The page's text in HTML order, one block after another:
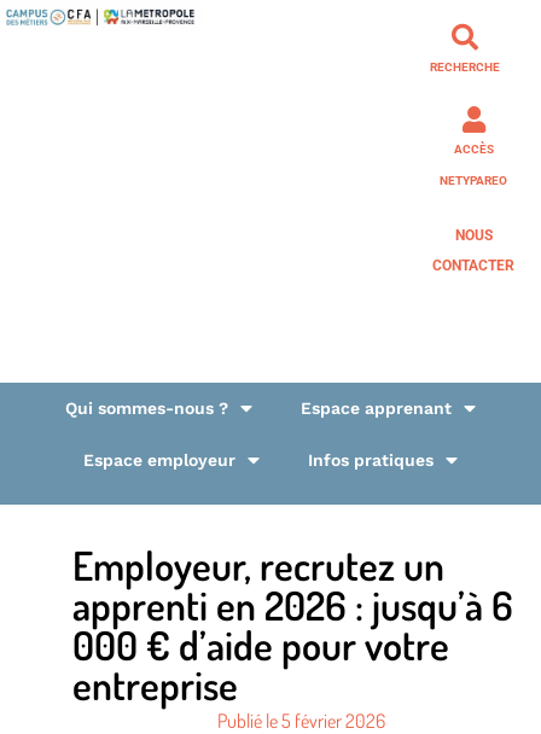
RECHERCHE
ACCÈS
NETYPAREO
NOUS
CONTACTER
Qui sommes-nous ? Espace apprenant
Espace employeur Infos pratiques
Employeur, recrutez un
apprenti en 2026 : jusqu’à 6
000 € d’aide pour votre
entreprise
Publié le5 février 2026